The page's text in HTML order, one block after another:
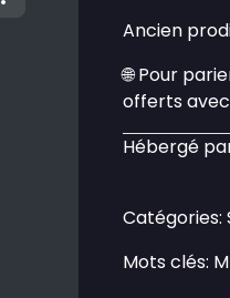
Ancien
🌐 Pour
offerts avec
Hébergé
Catégories:
Mots clés: